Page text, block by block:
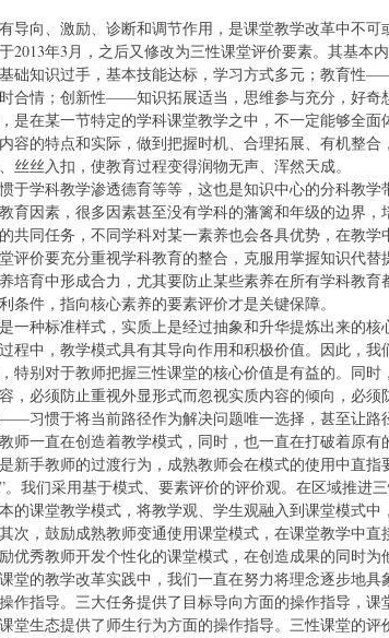
导向、激励、诊断和调节作用，是课堂教学改革中不
2013年3月，之后又修改为三性课堂评价要素。其基本
知识过手，基本技能达标，学习方式多元；教育性
合情；创新性——知识拓展适当，思维参与充分，好奇
是在某一节特定的学科课堂教学之中，不一定能够全面
容的特点和实际，做到把握时机、合理拓展、有机整合
丝丝入扣，使教育过程变得润物无声、浑然天成。
于学科教学渗透德育等等，这也是知识中心的分科教
育因素，很多因素甚至没有学科的藩篱和年级的边界，
共同任务，不同学科对某一素养也会各具优势，在教
评价要充分重视学科教育的整合，克服用掌握知识代替
培育中形成合力，尤其要防止某些素养在所有学科教育
条件，指向核心素养的要素评价才是关键保障。
一种标准样式，实质上是经过抽象和升华提炼出来的核
程中，教学模式具有其导向作用和积极价值。因此，
特别对于教师把握三性课堂的核心价值是有益的。同
，必须防止重视外显形式而忽视实质内容的倾向，必
习惯于将当前路径作为解决问题唯一选择，甚至让路
师一直在创造着教学模式，同时，也一直在打破着原
新手教师的过渡行为，成熟教师会在模式的使用中直指
。我们采用基于模式、要素评价的评价观。在区域推进
的课堂教学模式，将教学观、学生观融入到课堂模式中
次，鼓励成熟教师变通使用课堂模式，在课堂教学中直
优秀教师开发个性化的课堂模式，在创造成果的同时为
堂的教学改革实践中，我们一直在努力将理念逐步地
作指导。三大任务提供了目标导向方面的操作指导，课
堂生态提供了师生行为方面的操作指导。三性课堂的